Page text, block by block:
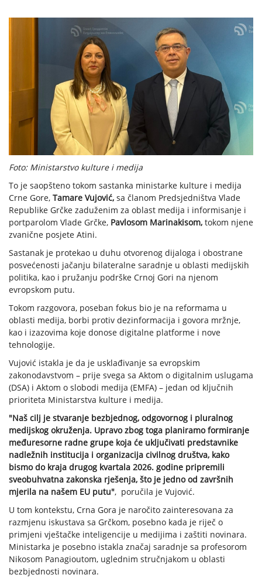
Foto: Ministarstvo kulture i medija
To je saopšteno tokom sastanka ministarke kulture i medija
Crne Gore, Tamare Vujović, sa članom Predsjedništva Vlade
Republike Grčke zaduženim za oblast medija i informisanje i
portparolom Vlade Grčke, Pavlosom Marinakisom, tokom njene
zvanične posjete Atini.
Sastanak je protekao u duhu otvorenog dijaloga i obostrane
posvećenosti jačanju bilateralne saradnje u oblasti medijskih
politika, kao i pružanju podrške Crnoj Gori na njenom
evropskom putu.
Tokom razgovora, poseban fokus bio je na reformama u
oblasti medija, borbi protiv dezinformacija i govora mržnje,
kao i izazovima koje donose digitalne platforme i nove
tehnologije.
Vujović istakla je da je usklađivanje sa evropskim
zakonodavstvom – prije svega sa Aktom o digitalnim uslugama
(DSA) i Aktom o slobodi medija (EMFA) – jedan od ključnih
prioriteta Ministarstva kulture i medija.
"Naš cilj je stvaranje bezbjednog, odgovornog i pluralnog
medijskog okruženja. Upravo zbog toga planiramo formiranje
međuresorne radne grupe koja će uključivati predstavnike
nadležnih institucija i organizacija civilnog društva, kako
bismo do kraja drugog kvartala 2026. godine pripremili
sveobuhvatna zakonska rješenja, što je jedno od završnih
mjerila na našem EU putu", poručila je Vujović.
U tom kontekstu, Crna Gora je naročito zainteresovana za
razmjenu iskustava sa Grčkom, posebno kada je riječ o
primjeni vještačke inteligencije u medijima i zaštiti novinara.
Ministarka je posebno istakla značaj saradnje sa profesorom
Nikosom Panagioutom, uglednim stručnjakom u oblasti
bezbjednosti novinara.